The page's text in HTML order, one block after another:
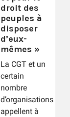
droit des
peuples à
disposer
d’eux-
mêmes »
La CGT et un
certain
nombre
d’organisations
appellent à